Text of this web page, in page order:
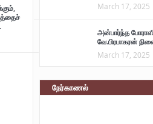
March 17, 2025
அன்பார்ந்த
வே.பிரபாகரன்
March 17, 2025
நேர்காணல்